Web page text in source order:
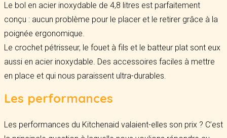
Le bol en acier inoxydable de 4,8 litres est parfaitement
conçu : aucun problème pour le placer et le retirer grâce à la
poignée ergonomique.
Le crochet pétrisseur, le fouet à fils et le batteur plat sont eux
aussi en acier inoxydable. Des accessoires faciles à mettre
en place et qui nous paraissent ultra-durables.
Les performances
Les performances du Kitchenaid valaient-elles son prix ? C’est